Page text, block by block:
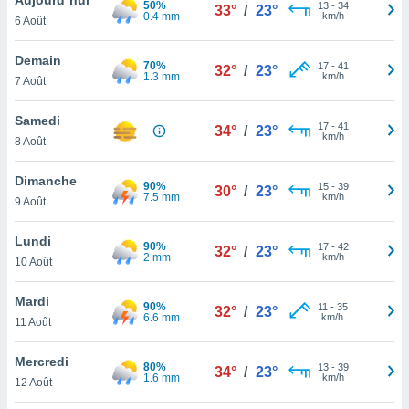
et
»,
au
vous
qu'ils
ou
le
ainsi
un
la
du
6 Août
50%
0.4 mm
33° / 23° 13- 34
km/h
Demain
7 Août
70%
1.3 mm
32° / 23° 17- 41
km/h
Samedi
8 Août
34° / 23° 17- 41
km/h
Dimanche
9 Août
90%
7.5 mm
30° / 23° 15- 39
km/h
Lundi
10 Août
90%
2 mm
32° / 23° 17- 42
km/h
Mardi
11 Août
90%
6.6 mm
32° / 23° 11 - 35
km/h
Mercredi
12 Août
80%
1.6 mm
34° / 23° 13- 39
km/h